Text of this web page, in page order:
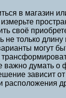
в магазин
своё
не только
могут
важно думать о
зависит от